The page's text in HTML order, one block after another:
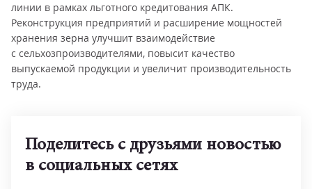
линии в рамках льготного кредитования АПК.
Реконструкция предприятий и расширение мощностей
хранения зерна улучшит взаимодействие
с сельхозпроизводителями, повысит качество
выпускаемой продукции и увеличит производительность
труда.
Поделитесь с друзьями новостью
в социальных сетях